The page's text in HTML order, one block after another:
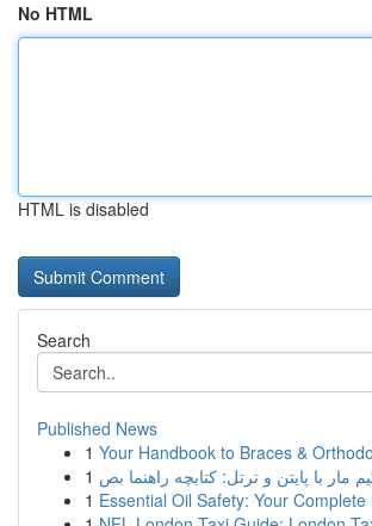
No HTML
HTML is disabled
Search
Published News
1 Your Handbook to Braces &
1
1 Essential Oil Safety: Your Complete